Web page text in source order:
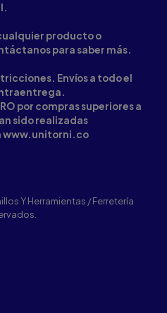
producto o
para saber más.
Envíos a todo el
por compras superiores a
sido realizadas
www.unitorni.co
Y Herramientas / Ferretería